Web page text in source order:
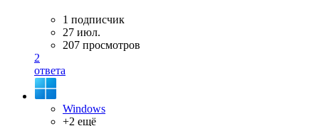
1 подписчик
27 июл.
207 просмотров
2
ответа
Windows
+2 ещё